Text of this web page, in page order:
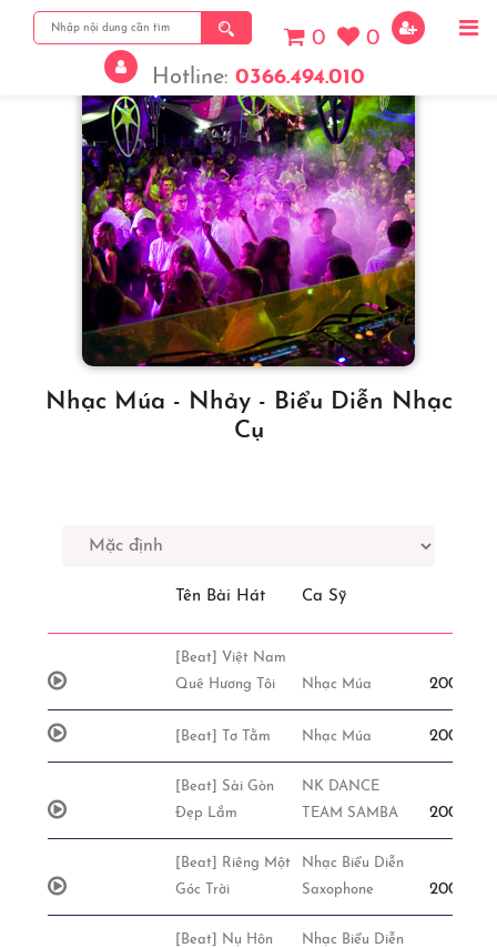
0
0
Hotline: 0366.494.010
Nhạc Múa - Nhảy - Biểu Diễn Nhạc
Cụ
Tên Bài Hát Ca Sỹ
[Beat] Việt Nam
Quê Hương Tôi
Nhạc Múa
[Beat] Tơ Tằm Nhạc Múa
[Beat] Sài Gòn
Đẹp Lắm
NK DANCE
TEAM SAMBA
[Beat] Riêng Một
Góc Trời
Nhạc Biểu Diễn
Saxophone
[Beat] Nụ Hôn
Nhạc Biểu Diễn